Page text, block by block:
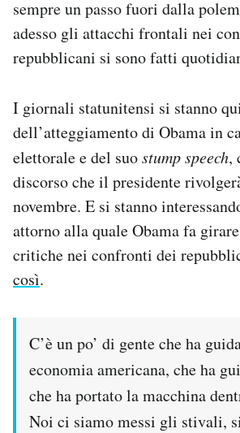
sempre un passo fuori dalla
adesso gli attacchi frontali nei
repubblicani si sono fatti
I giornali statunitensi si stanno
dell’atteggiamento di Obama in
elettorale e del suostump speech,
discorso che il presidente
novembre. E si stanno
attorno alla quale Obama fa
critiche nei confronti dei
così.
C’è un po’ di gente che ha
economia americana, che ha
che ha portato la macchina
Noi ci siamo messi gli stivali,